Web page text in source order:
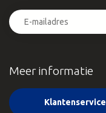
Meer informatie
Klantenservice